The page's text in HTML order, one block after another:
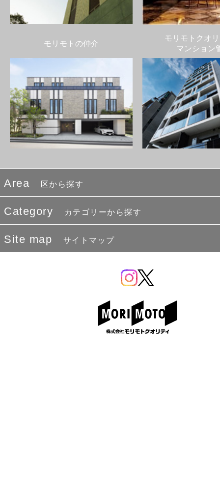
モリモトの仲介
モリモトクオ
マンション
Area 区から探す
Category カテゴリーから探す
Site map サイトマップ